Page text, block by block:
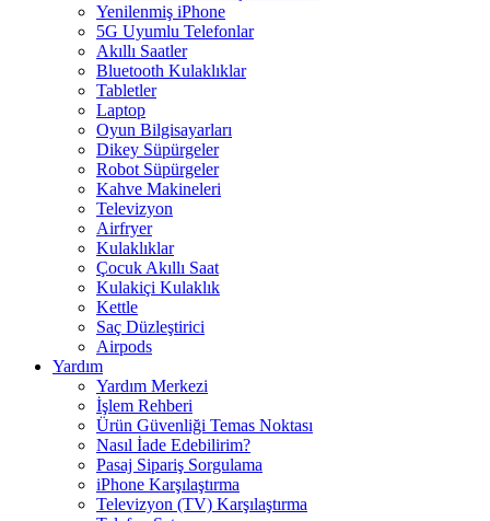
Yenilenmiş iPhone
5G Uyumlu Telefonlar
Akıllı Saatler
Bluetooth Kulaklıklar
Tabletler
Laptop
Oyun Bilgisayarları
Dikey Süpürgeler
Robot Süpürgeler
Kahve Makineleri
Televizyon
Airfryer
Kulaklıklar
Çocuk Akıllı Saat
Kulakiçi Kulaklık
Kettle
Saç Düzleştirici
Airpods
Yardım
Yardım Merkezi
İşlem Rehberi
Ürün Güvenliği Temas Noktası
Nasıl İade Edebilirim?
Pasaj Sipariş Sorgulama
iPhone Karşılaştırma
Televizyon (TV) Karşılaştırma